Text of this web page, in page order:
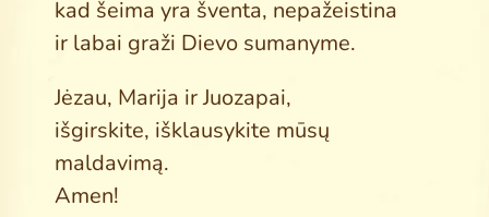
kad šeima yra šventa, nepažeistina
ir labai graži Dievo sumanyme.
Jėzau, Marija ir Juozapai,
išgirskite, išklausykite mūsų
maldavimą.
Amen!